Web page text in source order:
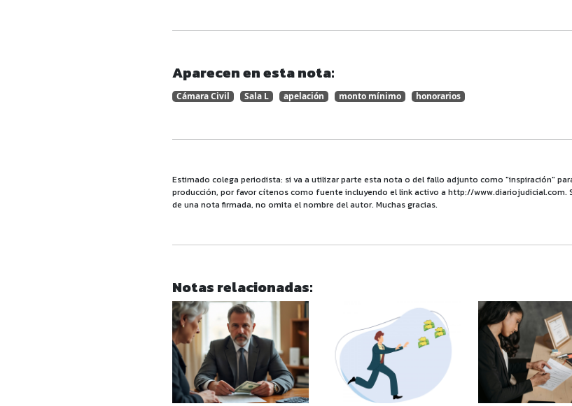
Aparecen en esta nota:
Cámara Civil Sala L apelación monto mínimo honorarios
Estimado colega periodista: si va a utilizar parte esta nota o del fallo adjunto como "inspiración"
producción, por favor cítenos como fuente incluyendo el link activo a http://www.diariojudicial.com.
de una nota firmada, no omita el nombre del autor. Muchas gracias.
Notas relacionadas: